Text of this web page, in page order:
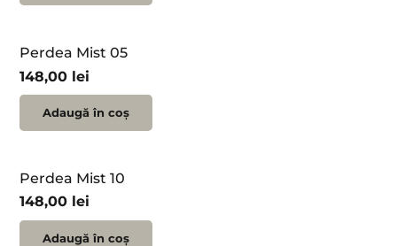
Perdea Mist 05
148,00 lei
Adaugă în coș
Perdea Mist 10
148,00 lei
Adaugă în coș